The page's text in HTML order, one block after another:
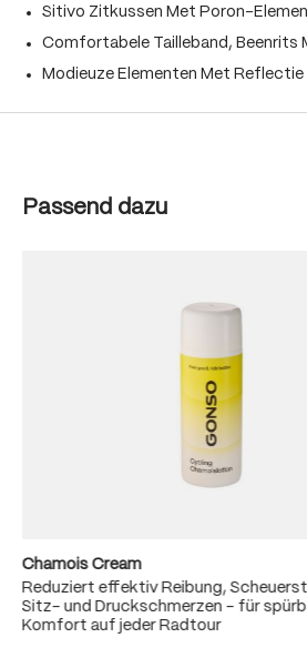
Sitivo Zitkussen Met Poron-
Comfortabele Tailleband, Beenrits
Modieuze Elementen Met Reflectie
Produktgalerie überspringen
Passend dazu
Chamois Cream
Reduziert effektiv Reibung,
Sitz- und Druckschmerzen – für
Komfort auf jeder Radtour